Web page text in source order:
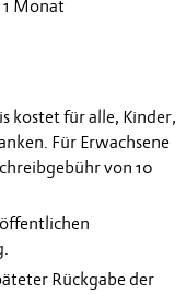
Monat
kostet für alle, Kinder,
Für Erwachsene
von 10
Rückgabe der